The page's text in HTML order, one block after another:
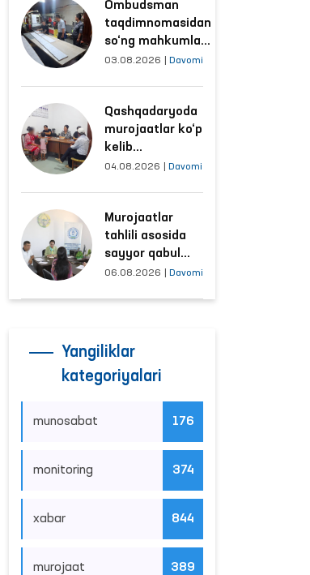
o‘rganildi
Ombudsman
taqdimnomasidan
so‘ng mahkumlar
mehnat
sharoitlar
yaxshilandi
03.08.2026 Davomi
Qashqadaryoda
murojaatlar ko‘p
kelib
tushayotgan
yo‘lga qo‘yildi
04.08.2026 Davomi
Murojaatlar
tahlili asosida
sayyor qabul
o‘tkaziladigan
06.08.2026 Davomi
Yangiliklar
kategoriyalari
munosabat 176
monitoring 374
xabar 844
murojaat 389